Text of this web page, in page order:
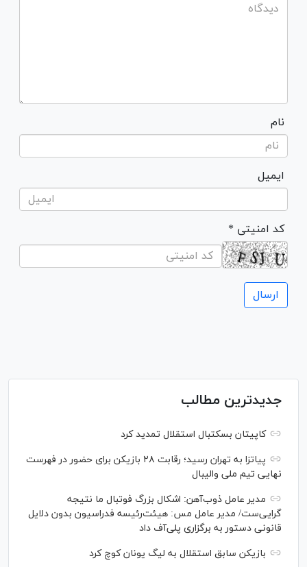
نام
ایمیل
* کد امنیتی
جدیدترین مطالب
کاپیتان بسکتبال استقلال تمدید کرد
پیاتزا به تهران رسید؛ رقابت ۲۸ بازیکن برای حضور در فهرست
نهایی تیم ملی والیبال
مدیر عامل ذوب‌آهن: اشکال بزرگ فوتبال ما نتیجه
گرایی‌ست/ مدیر عامل مس: هیئت‌رئیسه فدراسیون بدون دلایل
قانونی دستور به برگزاری پلی‌آف داد
بازیکن سابق استقلال به لیگ یونان کوچ کرد